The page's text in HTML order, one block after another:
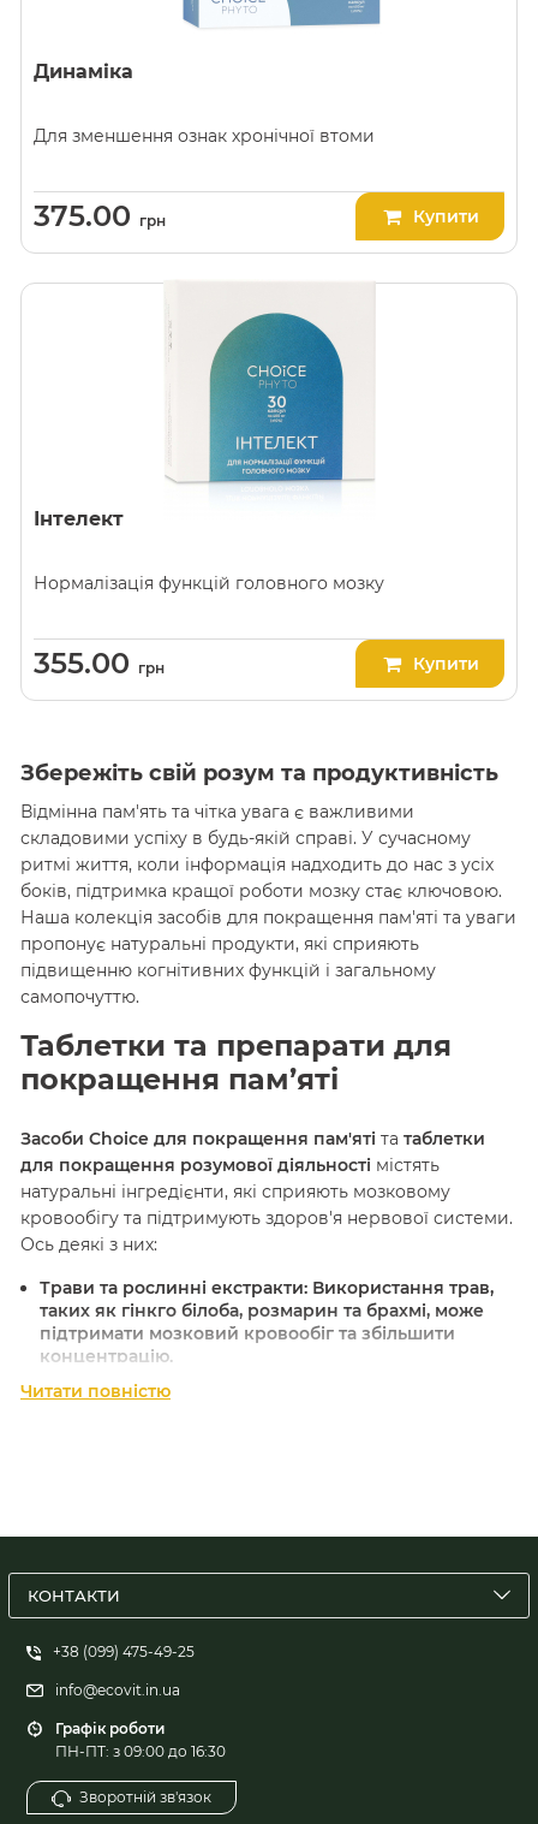
Динаміка
Для зменшення ознак хронічної втоми
375.00 грн Купити
Інтелект
Нормалізація функцій головного мозку
355.00 грн Купити
Збережіть свій розум та продуктивність
Відмінна пам'ять та чітка увага є важливими
складовими успіху в будь-якій справі. У сучасному
ритмі життя, коли інформація надходить до нас з усіх
боків, підтримка кращої роботи мозку стає ключовою.
Наша колекція засобів для покращення пам'яті та уваги
пропонує натуральні продукти, які сприяють
підвищенню когнітивних функцій і загальному
самопочуттю.
Таблетки та препарати для
покращення пам’яті
Засоби Choice для покращення пам'яті та таблетки
для покращення розумової діяльності містять
натуральні інгредієнти, які сприяють мозковому
кровообігу та підтримують здоров'я нервової системи.
Ось деякі з них:
Трави та рослинні екстракти: Використання трав,
таких як гінкго білоба, розмарин та брахмі, може
підтримати мозковий кровообіг та збільшити
концентрацію.
Таблетки для покращення роботи мозку:
підвищують продуктивність.
Будьте впевнені, що продукція, яку ви знайдете в
нашому магазині, відповідає найвищим стандартам
якості та безпеки.
перешкодою на вашому шляху.
покращення пам'яті
Читати повністю
КОНТАКТИ
+38 (099) 475-49-25
info@ecovit.in.ua
Графік роботи
ПН-ПТ: з 09:00 до 16:30
Зворотній зв'язок